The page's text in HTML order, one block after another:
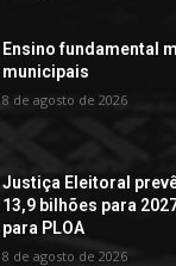
Ensino fundamental
municipais
8 de agosto de 2026
Justiça Eleitoral
13,9 bilhões para
para PLOA
8 de agosto de 2026